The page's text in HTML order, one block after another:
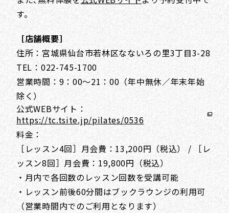
す。
［店舗概要］
住所：宮城県仙台市若林区なないろの里3丁目3-28
TEL：022-745-1700
営業時間：9：00～21：00（年中無休／年末年始
除く）
公式WEBサイト：
https://tc.tsite.jp/pilates/0536
料金：
［レッスン4回］月会費：13,200円（税込） / ［レ
ッスン8回］月会費：19,800円（税込）
・月内で各回数のレッスン回数を受講可能
・レッスン前後60分間はブックラウンジの利用可
（営業時間内でのご利用となります）